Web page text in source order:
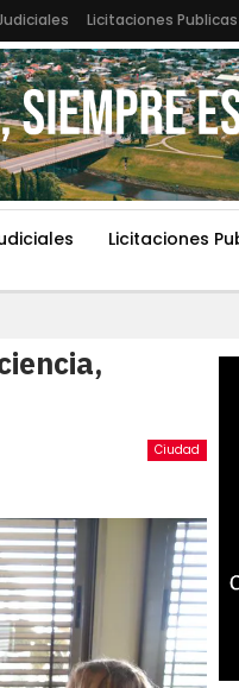
Licitaciones Publicas
Licitaciones
Ciudad